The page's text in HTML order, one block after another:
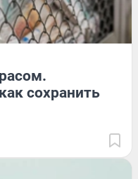
сохранить